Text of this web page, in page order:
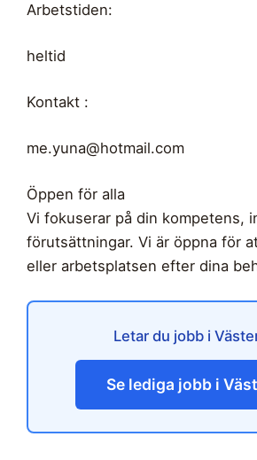
Arbetstiden:
heltid
Kontakt :
me.yuna@hotmail.com
Öppen för alla
Vi fokuserar på din kompetens,
förutsättningar. Vi är öppna för
eller arbetsplatsen efter dina
Letar du jobb i
Se lediga jobb i